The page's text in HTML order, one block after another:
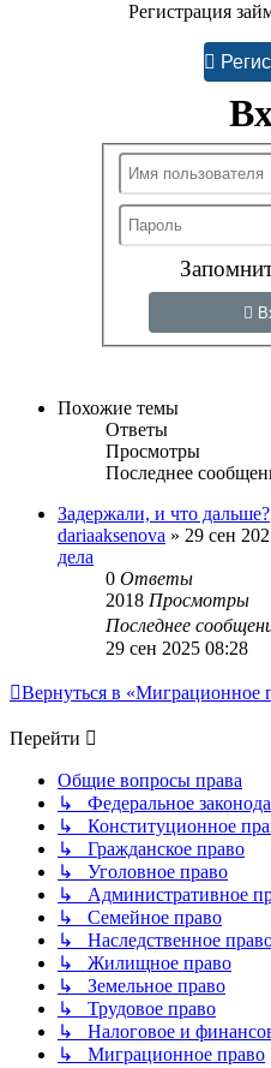
Регистрация
Похожие темы
Ответы
Просмотры
Последнее
Задержали, и что дальше?
dariaaksenova » 29 сен
дела
0 Ответы
2018 Просмотры
Последнее
29 сен 2025 08:28
Вернуться в «Миграционное
Перейти
Общие вопросы права
↳ Федеральное
↳ Конституционное
↳ Гражданское право
↳ Уголовное право
↳ Административное
↳ Семейное право
↳ Наследственное
↳ Жилищное право
↳ Земельное право
↳ Трудовое право
↳ Налоговое и
↳ Миграционное право